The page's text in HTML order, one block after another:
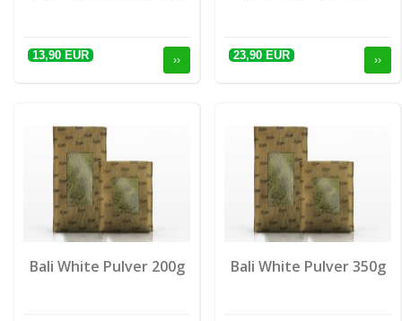
13,90 EUR ›› 23,90 EUR ››
Bali White Pulver 200g Bali White Pulver 350g